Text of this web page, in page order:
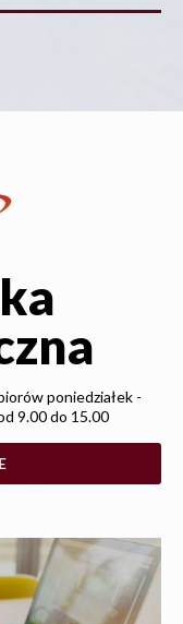
poniedziałek -
9.00 do 15.00